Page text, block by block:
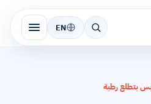
EN
بتطلع رطبة